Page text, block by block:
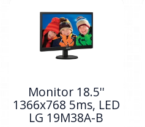
Monitor 18.5''
1366x768 5ms, LED
LG 19M38A-B